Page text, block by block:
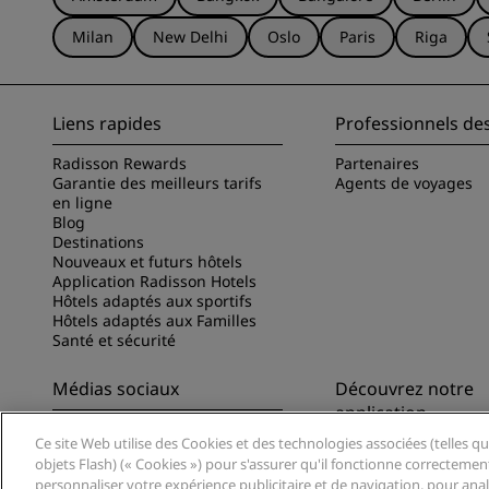
Milan
New Delhi Oslo Paris Riga
Liens rapides
Radisson Rewards
Garantie des meilleurs tarifs
en ligne
Blog
Destinations
Nouveaux et futurs hôtels
Application Radisson Hotels
Hôtels adaptés aux sportifs
Hôtels adaptés aux Familles
Santé et sécurité
Professionnels
Partenaires
Agents de voyages
Médias sociaux
Découvrez notre
application
Découvrez l’appli
Ce site Web utilise des Cookies et des technologies associées (telles
objets Flash) (« Cookies ») pour s'assurer qu'il fonctionne
personnaliser votre expérience publicitaire et de navigation, pour